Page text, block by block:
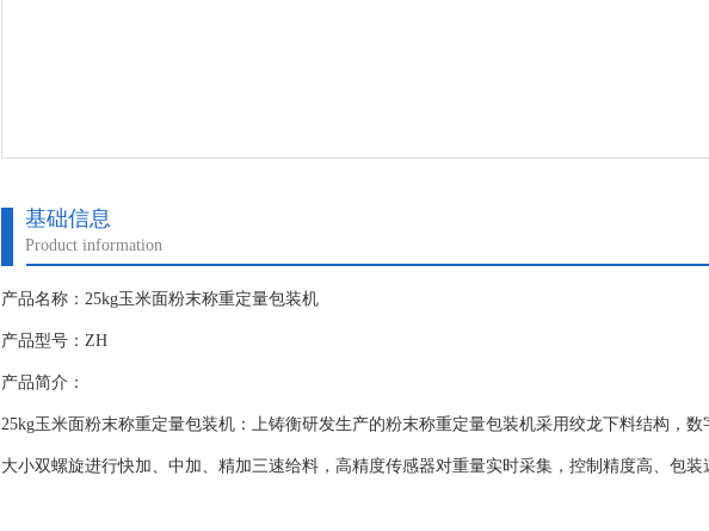
基础信息
Product information
产品名称：25kg玉米面粉末称重定量包装机
产品型号：ZH
产品简介：
25kg玉米面粉末称重定量包装机：上铸衡研发生产的粉末称重定量包装机采用绞龙下料结构，数
大小双螺旋进行快加、中加、精加三速给料，高精度传感器对重量实时采集，控制精度高、包装